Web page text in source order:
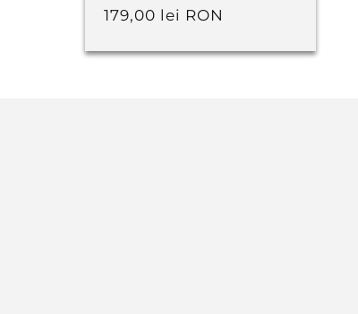
Preț
179,00 lei RON